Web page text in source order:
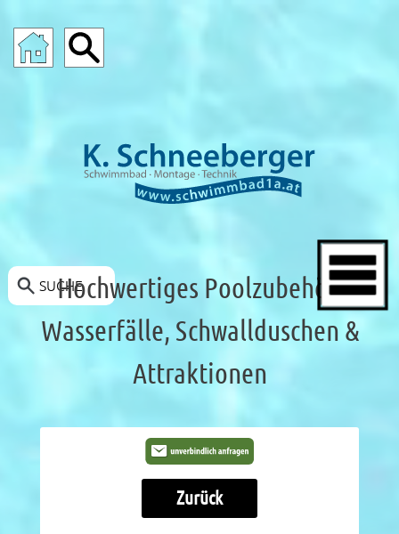
SUCHE
Hochwertiges Poolzubehör:
Wasserfälle, Schwallduschen &
Attraktionen
Zurück